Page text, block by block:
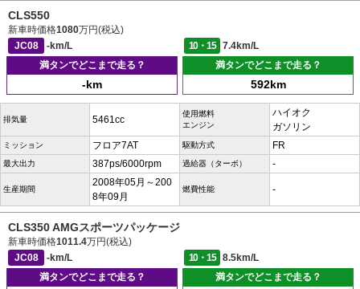
CLS550
新車時価格1080万円(税込)
JC08
-km/L 10・15
7.4km/L
満タンでどこまで走る？
-km
満タンでどこまで走る？
592km
排気量 5461cc
使用燃料
エンジン
ハイオク
ガソリン
ミッション フロア7AT 駆動方式 FR
最大出力 387ps/6000rpm 過給器（ターボ） -
生産期間
2008年05月～200
8年09月
燃費性能 -
CLS350 AMGスポーツパッケージ
新車時価格1011.4万円(税込)
JC08
-km/L 10・15
8.5km/L
満タンでどこまで走る？
満タンでどこまで走る？